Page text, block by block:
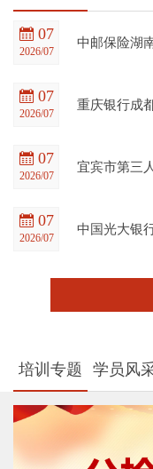
07
2026/07
07
2026/07
07
2026/07
07
2026/07
培训专题 学员风